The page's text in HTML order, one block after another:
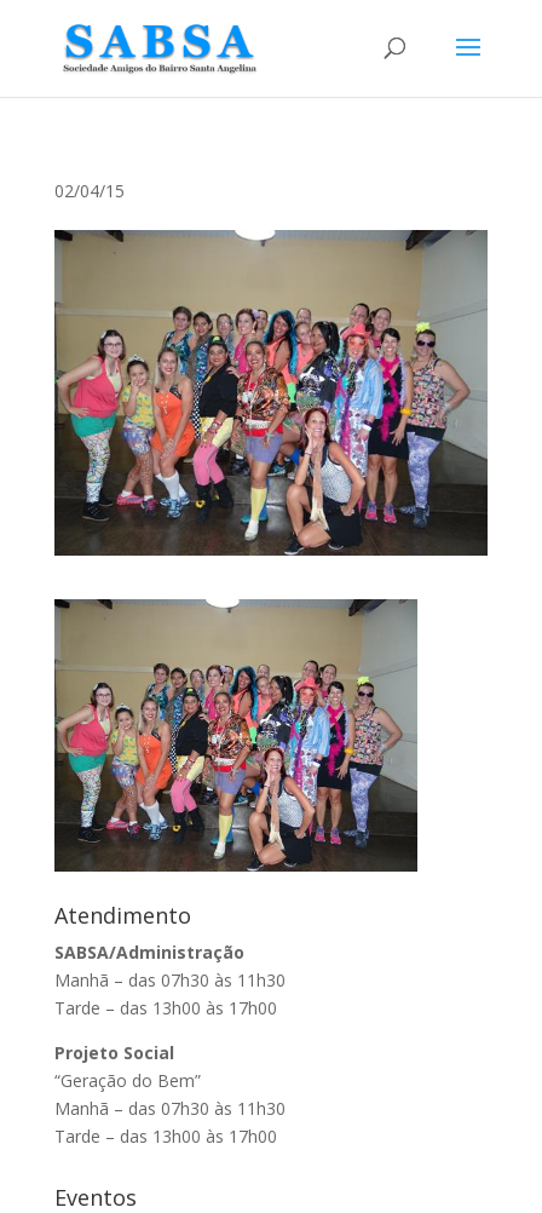
02/04/15
Atendimento
SABSA/Administração
Manhã – das 07h30 às 11h30
Tarde – das 13h00 às 17h00
Projeto Social
“Geração do Bem”
Manhã – das 07h30 às 11h30
Tarde – das 13h00 às 17h00
Eventos